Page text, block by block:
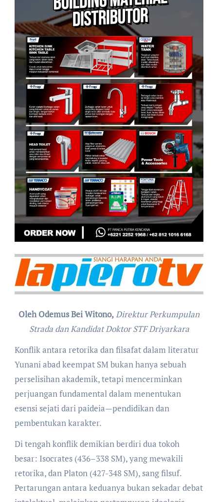
Oleh Odemus Bei Witono,Direktur Perkumpulan
Strada dan Kandidat Doktor STF Driyarkara
Konflik antara retorika dan filsafat dalam literatur
Yunani abad keempat SM bukan hanya sebuah
perselisihan akademik, tetapi mencerminkan
perjuangan fundamental dalam menentukan
esensi sejati dari paideia—pendidikan dan
pembentukan karakter.
Di tengah konflik demikian berdiri dua tokoh
besar: Isocrates (436–338 SM), yang mewakili
retorika, dan Platon (427-348 SM), sang filsuf.
Pertarungan antara keduanya bukan sekadar debat